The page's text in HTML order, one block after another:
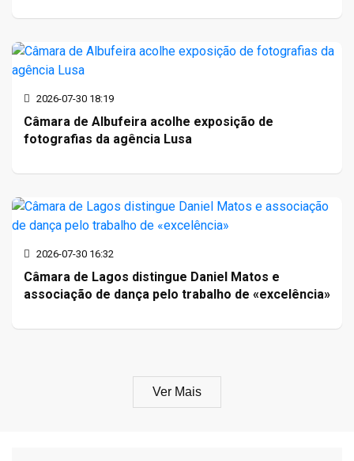
2026-07-30 18:19
Câmara de Albufeira acolhe exposição de
fotografias da agência Lusa
2026-07-30 16:32
Câmara de Lagos distingue Daniel Matos e
associação de dança pelo trabalho de «excelência»
Ver Mais